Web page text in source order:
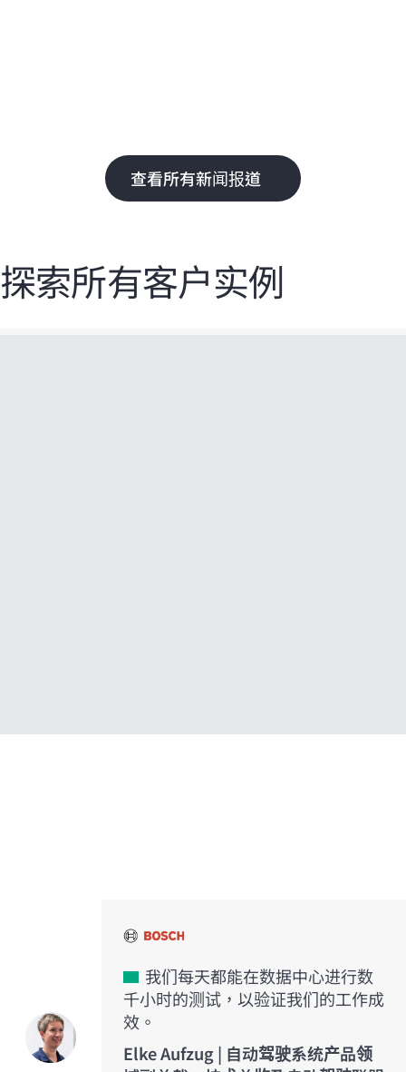
查看所有新闻报道
探索所有客户实例
我们每天都能在数据中心进行数
千小时的测试，以验证我们的工作成
效。
Elke Aufzug | 自动驾驶系统产品领